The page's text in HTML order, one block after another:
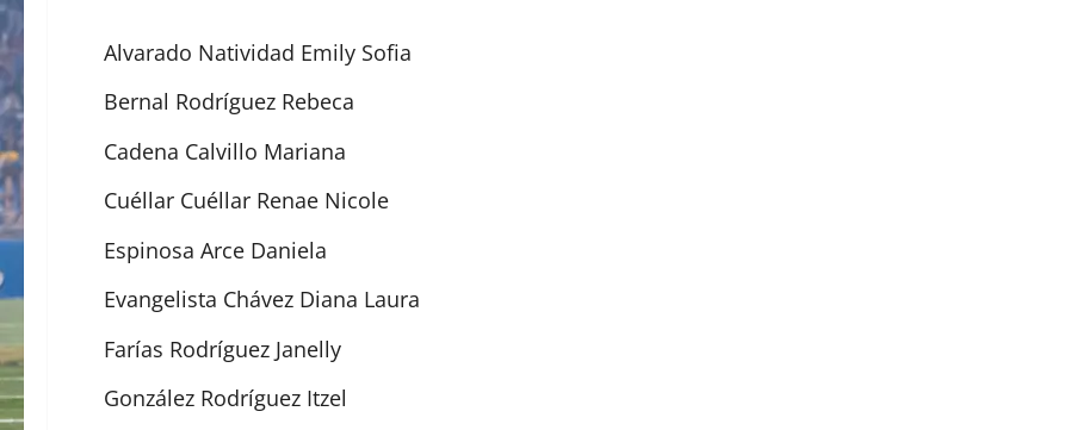
Alvarado Natividad Emily Sofia
Bernal Rodríguez Rebeca
Cadena Calvillo Mariana
Cuéllar Cuéllar Renae Nicole
Espinosa Arce Daniela
Evangelista Chávez Diana Laura
Farías Rodríguez Janelly
González Rodríguez Itzel